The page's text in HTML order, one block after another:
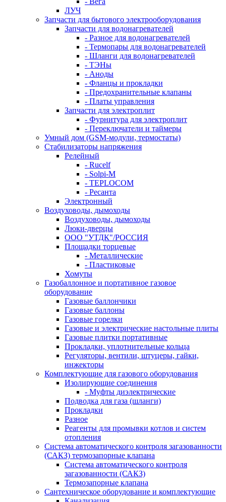
ЛУЧ
Запчасти для бытового электрооборудования
Запчасти для водонагревателей
- Разное для водонагревателей
- Термопары для водонагревателей
- Шланги для водонагревателей
- ТЭНы
- Аноды
- Фланцы и прокладки
- Предохранительные клапаны
- Платы управления
Запчасти для электроплит
- Фурнитура для электроплит
- Переключатели и таймеры
Умный дом (GSM-модули, термостаты)
Cтабилизаторы напряжения
Релейный
- Rucelf
- Solpi-M
- TEPLOCOM
- Ресанта
Электронный
Воздуховоды, дымоходы
Воздуховоды, дымоходы
Люки-дверцы
ООО "УТДК"/РОССИЯ
Площадки торцевые
- Металлические
- Пластиковые
Хомуты
Газобаллонное и портативное газовое
оборудование
Газовые баллончики
Газовые баллоны
Газовые горелки
Газовые и электрические настольные плиты
Газовые плитки портативные
Прокладки, уплотнительные кольца
Регуляторы, вентили, штуцеры, гайки,
инжекторы
Комплектующие для газового оборудования
Изолирующие соединения
- Муфты диэлектрические
Подводка для газа (шланги)
Прокладки
Разное
Реагенты для промывки котлов и систем
отопления
Система автоматического контроля загазованности
(САКЗ) термозапорные клапана
Система автоматического контроля
загазованности (САКЗ)
Термозапорные клапана
Сантехническое оборудование и комплектующие